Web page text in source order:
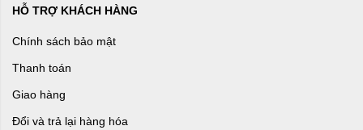
HỖ TRỢ KHÁCH HÀNG
Chính sách bảo mật
Thanh toán
Giao hàng
Đổi và trả lại hàng hóa